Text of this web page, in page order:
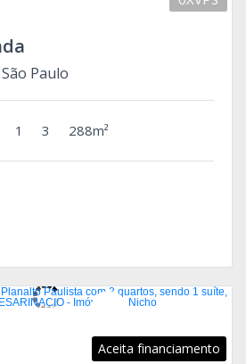
Paulo
1 3 288m²
Aceita financiamento